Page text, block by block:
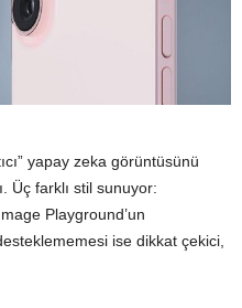
yapay zeka görüntüsünü
Üç farklı stil sunuyor:
Playground’un
ise dikkat çekici,